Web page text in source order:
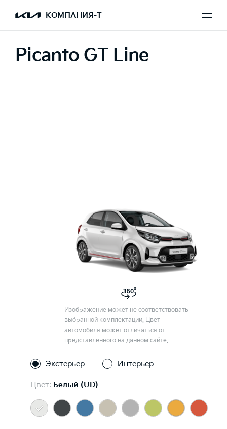
КОМПАНИЯ-Т
Picanto GT Line
Изображение может не соответствовать
выбранной комплектации. Цвет
автомобиля может отличаться от
представленного на данном сайте.
Экстерьер Интерьер
Цвет: Белый (UD)